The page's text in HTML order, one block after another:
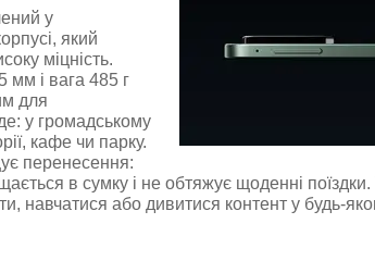
у
який
міцність.
мм і вага 485 г
для
у громадському
кафе чи парку.
перенесення:
в сумку і не обтяжує щоденні поїздки.
навчатися або дивитися контент у будь-